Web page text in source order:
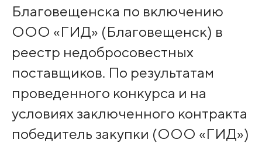
Благовещенска по включению
ООО «ГИД» (Благовещенск) в
реестр недобросовестных
поставщиков. По результатам
проведенного конкурса и на
условиях заключенного контракта
победитель закупки (ООО «ГИД»)